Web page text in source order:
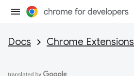
Docs Chrome Extensions